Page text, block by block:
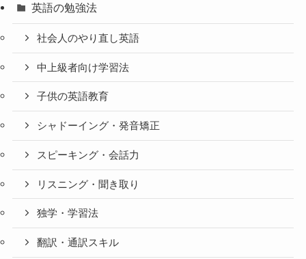
英語の勉強法
社会人のやり直し英語
中上級者向け学習法
子供の英語教育
シャドーイング・発音矯正
スピーキング・会話力
リスニング・聞き取り
独学・学習法
翻訳・通訳スキル